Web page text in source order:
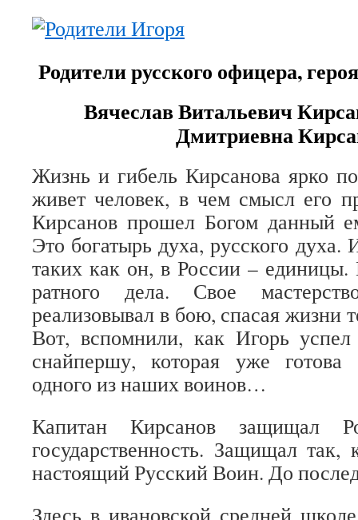
Родители русского офицера,
Вячеслав Витальевич
Дмитриевна
Жизнь и гибель Кирсанова ярко
живет человек, в чем смысл его
Кирсанов прошел Богом данный
Это богатырь духа, русского духа.
таких как он, в России –
ратного дела. Свое
реализовывал в бою, спасая жизни
Вот, вспомнили, как Игорь успел
снайпершу, которая уже
одного из наших воинов…
Капитан Кирсанов защищал
государственность. Защищал так,
настоящий Русский Воин. До
Здесь в ивановской средней